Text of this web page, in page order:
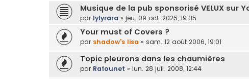
Musique de la pub sponsorisé VELUX sur
par lylyrara » jeu. 09 oct. 2025, 19:05
Your must of Covers ?
par shadow's lisa » sam. 12 août 2006, 19:01
Topic pleurons dans les chaumières
par Rafounet » lun. 28 juil. 2008, 12:44